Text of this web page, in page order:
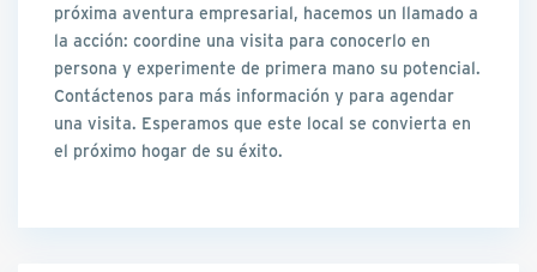
próxima aventura empresarial, hacemos un llamado a
la acción: coordine una visita para conocerlo en
persona y experimente de primera mano su potencial.
Contáctenos para más información y para agendar
una visita. Esperamos que este local se convierta en
el próximo hogar de su éxito.